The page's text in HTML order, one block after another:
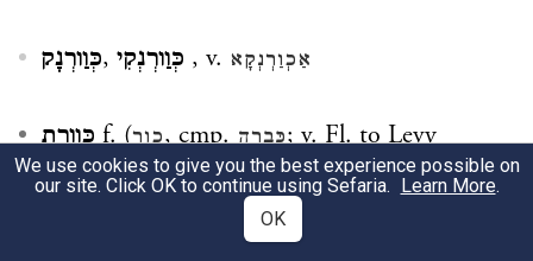
כְּוַורְנָק, כְּוַורְנְקִי , v. אַכְוַרְנְקָא
כְּוֶורֶתf. (כור, cmp.כְּבָרָה; v. Fl. to Levy
Targ. Dict. I, p. 428ᵃ)1) a large round
of grain, water &c.;
We use cookies to give you the best experience possible on
our site. Click OK to continue using Sefaria. Learn More.
OK